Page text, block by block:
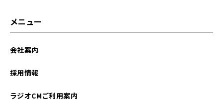
メニュー
会社案内
採用情報
ラジオCMご利用案内